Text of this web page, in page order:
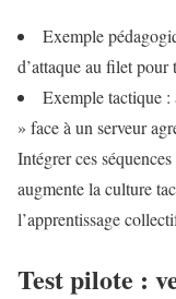
Exemple
d’attaque au filet
Exemple tactique :
» face à un serveur
Intégrer ces
augmente la culture
l’apprentissage
Test pilote :